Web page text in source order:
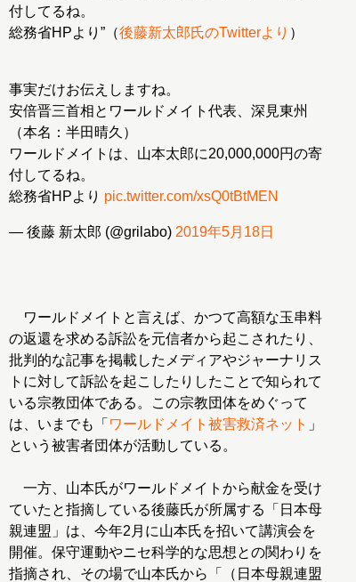
付してるね。
総務省HPより”（後藤新太郎氏のTwitterより ）
事実だけお伝えしますね。
安倍晋三首相とワールドメイト代表、深見東州
（本名：半田晴久）
ワールドメイトは、山本太郎に20,000,000円の寄
付してるね。
総務省HPより pic.twitter.com/xsQ0tBtMEN
— 後藤 新太郎 (@grilabo) 2019年5月18日
ワールドメイトと言えば、かつて高額な玉串料
の返還を求める訴訟を元信者から起こされたり、
批判的な記事を掲載したメディアやジャーナリス
トに対して訴訟を起こしたりしたことで知られて
いる宗教団体である。この宗教団体をめぐって
は、いまでも「 ワールドメイト被害救済ネット 」
という被害者団体が活動している。
一方、山本氏がワールドメイトから献金を受け
ていたと指摘している後藤氏が所属する「日本母
親連盟」は、今年2月に山本氏を招いて講演会を
開催。保守運動やニセ科学的な思想との関わりを
指摘され、その場で山本氏から「（日本母親連盟